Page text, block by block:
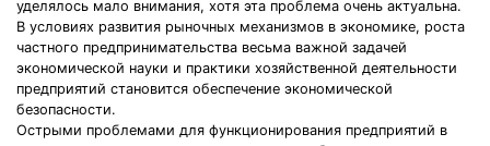
уделялось мало внимания, хотя эта проблема очень актуальна.
В условиях развития рыночных механизмов в экономике, роста
частного предпринимательства весьма важной задачей
экономической науки и практики хозяйственной деятельности
предприятий становится обеспечение экономической
безопасности.
Острыми проблемами для функционирования предприятий в